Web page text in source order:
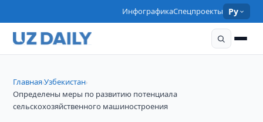
ИнфографикаСпецпроекты Ру
Главная›Узбекистан›
Определены меры по развитию потенциала
сельскохозяйственного машиностроения